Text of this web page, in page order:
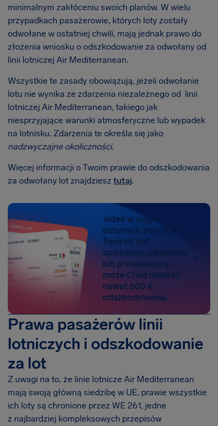
minimalnym zakłóceniu swoich planów. W wielu
przypadkach pasażerowie, których loty zostały
odwołane w ostatniej chwili, mają jednak prawo do
złożenia wniosku o odszkodowanie za odwołany od
linii lotniczej Air Mediterranean.
Wszystkie te zasady obowiązują, jeżeli odwołanie
lotu nie wynika ze zdarzenia niezależnego od linii
lotniczej Air Mediterranean, takiego jak
niesprzyjające warunki atmosferyczne lub wypadek
na lotnisku. Zdarzenia te określa się jako
nadzwyczajne okoliczności.
Więcej informacji o Twoim prawie do odszkodowania
za odwołany lot znajdziesz tutaj.
Jeżeli w ciągu
ostatnich trzech lat
Twój lot był
opóźniony, odwołany
lub przepełniony,
może Ci się należeć
nawet 600 €
odszkodowania.
Prawa pasażerów linii
lotniczych i odszkodowanie
za lot
Z uwagi na to, że linie lotnicze Air Mediterranean
mają swoją główną siedzibę w UE, prawie wszystkie
ich loty są chronione przez WE 261, jedne
z najbardziej kompleksowych przepisów